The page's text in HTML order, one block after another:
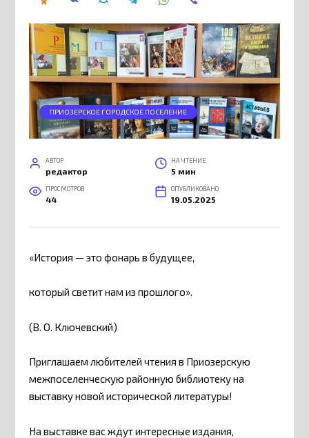
ПРИОЗЕРСКОЕ ГОРОДСКОЕ ПОСЕЛЕНИЕ
АВТОР
редактор
НА ЧТЕНИЕ
5 мин
ПРОСМОТРОВ
44
ОПУБЛИКОВАНО
19.05.2025
«История — это фонарь в будущее,
который светит нам из прошлого».
(В. О. Ключевский)
Приглашаем любителей чтения в Приозерскую
межпоселенческую районную библиотеку на
выставку новой исторической литературы!
На выставке вас ждут интересные издания,